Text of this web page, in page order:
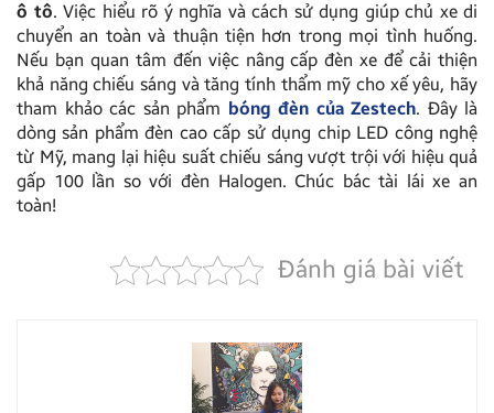
ô tô. Việc hiểu rõ ý nghĩa và cách sử dụng giúp chủ xe di
chuyển an toàn và thuận tiện hơn trong mọi tình huống.
Nếu bạn quan tâm đến việc nâng cấp đèn xe để cải thiện
khả năng chiếu sáng và tăng tính thẩm mỹ cho xế yêu, hãy
tham khảo các sản phẩm bóng đèn của Zestech. Đây là
dòng sản phẩm đèn cao cấp sử dụng chip LED công nghệ
từ Mỹ, mang lại hiệu suất chiếu sáng vượt trội với hiệu quả
gấp 100 lần so với đèn Halogen. Chúc bác tài lái xe an
toàn!
Đánh giá bài viết